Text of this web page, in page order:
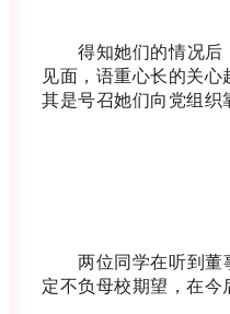
得知她们的情况后，
见面，语重心长的关
其是号召她们向党组织
两位同学在听到董事
定不负母校期望，在今